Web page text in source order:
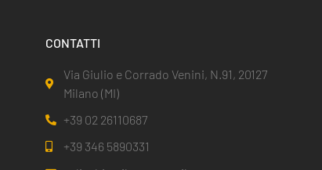
CONTATTI
Via Giulio e Corrado Venini, N.91, 20127
Milano (MI)
+39 02 26110687
+39 346 5890331